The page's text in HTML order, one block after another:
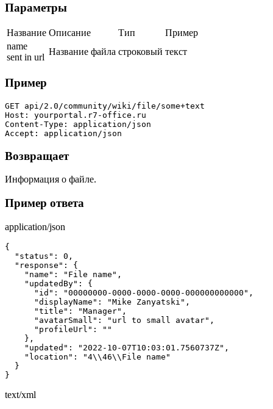
Параметры
Название Описание Тип
Пример
name
sent in url
Название файла строковый текст
Пример
GET api/2.0/community/wiki/file/some+text
Host: yourportal.r7-office.ru
Content-Type: application/json
Accept: application/json
Возвращает
Информация о файле.
Пример ответа
application/json
{
"status": 0,
"response": {
"name": "File name",
"updatedBy": {
"id": "00000000-0000-0000-0000-000000000000",
"displayName": "Mike Zanyatski",
"title": "Manager",
"avatarSmall": "url to small avatar",
"profileUrl": ""
},
"updated": "2022-10-07T10:03:01.7560737Z",
"location": "4\\46\\File name"
}
}
text/xml